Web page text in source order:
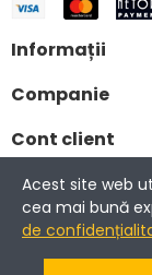
Informații
Companie
Cont client
Acest site web
cea mai bună
de